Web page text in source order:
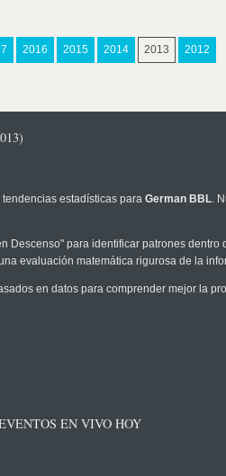
2016 2015 2014 2013 2012
estadísticas para German BBL.
Descenso" para identificar patrones dentro
evaluación matemática rigurosa de la
en datos para comprender mejor la
EN VIVO HOY